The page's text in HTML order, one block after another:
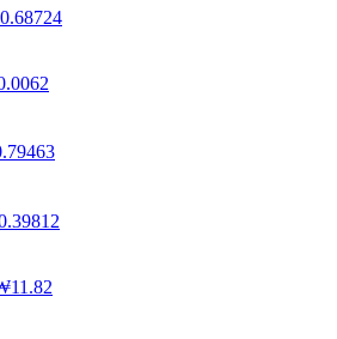
menghasilkan keuntungan
0.68724
11.82